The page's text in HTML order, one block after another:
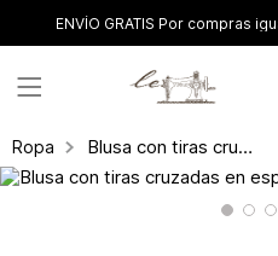
ENVÍO GRATIS Por compras
Ropa Blusa con tiras cruzadas en espalda